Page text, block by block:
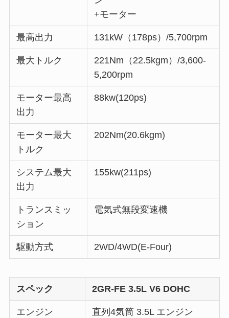
+モーター
最高出力 131kW（178ps）/5,700rpm
最大トルク
221Nm（22.5kgm）/3,600-
5,200rpm
モーター最高
出力
88kw(120ps)
モーター最大
トルク
202Nm(20.6kgm)
システム最大
出力
155kw(211ps)
トランスミッ
ション
電気式無段変速機
駆動方式 2WD/4WD(E-Four)
スペック 2GR-FE 3.5L V6 DOHC
エンジン 直列4気筒 3.5L エンジン